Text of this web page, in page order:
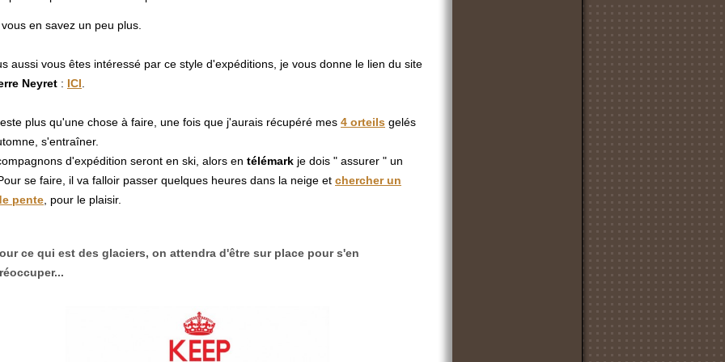
en savez un peu plus.
aussi vous êtes intéressé par ce style d'expéditions, je vous donne le lien du site
Neyret : ICI
plus qu'une chose à faire, une fois que j'aurais récupéré mes 4 orteils gelés
s'entraîner.
d'expédition seront en ski, alors en télémark je dois " assurer " un
se faire, il va falloir passer quelques heures dans la neige et chercher un
pente , pour le plaisir.
ce qui est des glaciers, on attendra d'être sur place pour s'en